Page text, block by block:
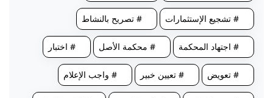
# تشجيع الإستثمارات # تصريح بالنشاط
# اجتهاد المحكمة # محكمة الأصل # اختبار
# تعويض # تعيين خبير # واجب الإعلام